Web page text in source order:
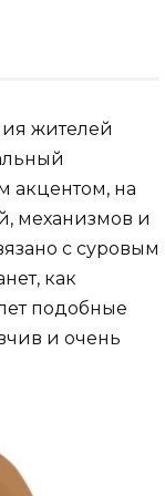
жителей
акцентом, на
механизмов и
с суровым
как
подобные
и очень